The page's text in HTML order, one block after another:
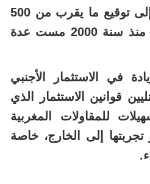
بحسب ذات المصدر، إلى توقيع ما يقرب من 500
اتفاقية بين الشريكين، منذ سنة 2000 مست عدة
في الاستثمار الأجنبي
قوانين الاستثمار الذي
للمقاولات المغربية
إلى الخارج، خاصة